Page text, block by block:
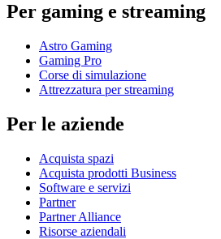
Per gaming e streaming
Astro Gaming
Gaming Pro
Corse di simulazione
Attrezzatura per streaming
Per le aziende
Acquista spazi
Acquista prodotti Business
Software e servizi
Partner
Partner Alliance
Risorse aziendali